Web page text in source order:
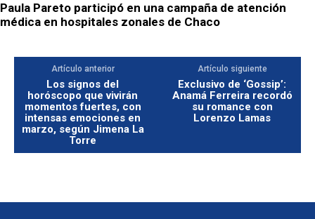
Paula Pareto participó en una campaña de atención
médica en hospitales zonales de Chaco
Artículo anterior
Los signos del
horóscopo que vivirán
momentos fuertes, con
intensas emociones en
marzo, según Jimena La
Torre
Artículo siguiente
Exclusivo de ‘Gossip’:
Anamá Ferreira recordó
su romance con
Lorenzo Lamas